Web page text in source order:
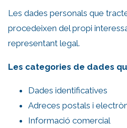
Les dades personals que
procedeixen del propi
representant legal.
Les categories de dades
Dades identificatives
Adreces postals i
Informació comercial